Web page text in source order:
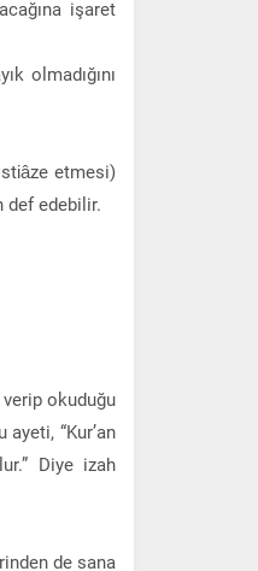
işaret
olmadığını
etmesi)
def edebilir.
verip okuduğu
“Kur’an
Diye izah
de sana